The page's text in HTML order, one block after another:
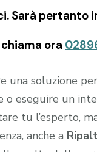
Sarà pertanto
ora
una soluzione per
o eseguire un
tu l’esperto,
anche a